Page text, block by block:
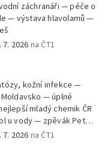
záchranáři — péče o
— výstava hlavolamů —
7. 2026 na ČT1
kožní infekce —
— úplné
mladý chemik ČR
u vody — zpěvák Peter
7. 2026 na ČT1